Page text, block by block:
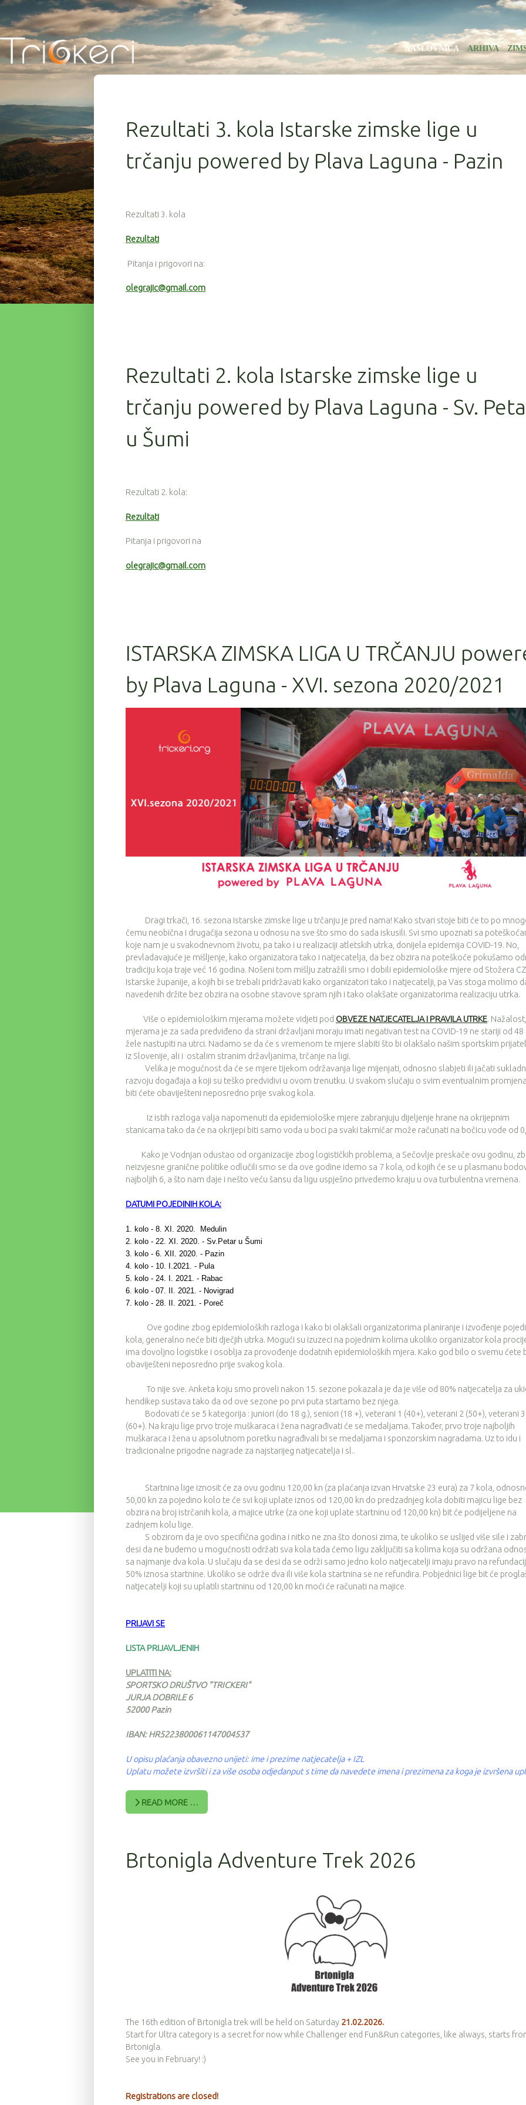
NASLOVNICA ARHIVA
Rezultati 3. kola Istarske zimske lige u
trčanju powered by Plava Laguna - Pazin
Rezultati 3. kola
Rezultati
Pitanja i prigovori na:
olegrajic@gmail.com
Rezultati 2. kola Istarske zimske lige u
trčanju powered by Plava Laguna - Sv.
u Šumi
Rezultati 2. kola:
Rezultati
Pitanja i prigovori na
olegrajic@gmail.com
ISTARSKA ZIMSKA LIGA U TRČANJU
by Plava Laguna - XVI. sezona 2020/2021
Dragi trkači, 16. sezona Istarske zimske lige u trčanju je pred nama! Kako stvari stoje biti će to po
čemu neobična i drugačija sezona u odnosu na sve što smo do sada iskusili. Svi smo upoznati sa
koje nam je u svakodnevnom životu, pa tako i u realizaciji atletskih utrka, donijela epidemija COVID-19. No,
prevladavajuće je mišljenje, kako organizatora tako i natjecatelja, da bez obzira na poteškoće pokušamo
tradiciju koja traje već 16 godina. Nošeni tom mišlju zatražili smo i dobili epidemiološke mjere od Stožera CZ
Istarske županije, a kojih bi se trebali pridržavati kako organizatori tako i natjecatelji, pa Vas stoga molimo
navedenih držite bez obzira na osobne stavove spram njih i tako olakšate organizatorima realizaciju utrka.
Više o epidemiološkim mjerama možete vidjeti pod OBVEZE NATJECATELJA I PRAVILA UTRKE. Nažalost,
mjerama je za sada predviđeno da strani državljani moraju imati negativan test na COVID-19 ne stariji od 48
žele nastupiti na utrci. Nadamo se da će s vremenom te mjere slabiti što bi olakšalo našim sportskim
iz Slovenije, ali i ostalim stranim državljanima, trčanje na ligi.
Velika je mogućnost da će se mjere tijekom održavanja lige mijenjati, odnosno slabjeti ili jačati
razvoju događaja a koji su teško predvidivi u ovom trenutku. U svakom slučaju o svim eventualnim
biti ćete obaviješteni neposredno prije svakog kola.
Iz istih razloga valja napomenuti da epidemiološke mjere zabranjuju dijeljenje hrane na okrijepnim
stanicama tako da će na okrijepi biti samo voda u boci pa svaki takmičar može računati na bočicu vode od
Kako je Vodnjan odustao od organizacije zbog logističkih problema, a Sečovlje preskače ovu godinu,
neizvjesne granične politike odlučili smo se da ove godine idemo sa 7 kola, od kojih će se u plasmanu
najboljih 6, a što nam daje i nešto veću šansu da ligu uspješno privedemo kraju u ova turbulentna vremena.
DATUMI POJEDINIH KOLA:
1. kolo - 8. XI. 2020. Medulin
2. kolo - 22. XI. 2020. - Sv.Petar u Šumi
3. kolo - 6. XII. 2020. - Pazin
4. kolo - 10. I.2021. - Pula
5. kolo - 24. I. 2021. - Rabac
6. kolo - 07. II. 2021. - Novigrad
7. kolo - 28. II. 2021. - Poreč
Ove godine zbog epidemioloških razloga i kako bi olakšali organizatorima planiranje i izvođenje
kola, generalno neće biti dječjih utrka. Mogući su izuzeci na pojednim kolima ukoliko organizator kola
ima dovoljno logistike i osoblja za provođenje dodatnih epidemioloških mjera. Kako god bilo o svemu ćete
obaviješteni neposredno prije svakog kola.
To nije sve. Anketa koju smo proveli nakon 15. sezone pokazala je da je više od 80% natjecatelja za
hendikep sustava tako da od ove sezone po prvi puta startamo bez njega.
Bodovati će se 5 kategorija : juniori (do 18 g.), seniori (18 +), veterani 1 (40+), veterani 2 (50+), veterani 3
(60+). Na kraju lige prvo troje muškaraca i žena nagrađivati će se medaljama. Također, prvo troje najboljih
muškaraca i žena u apsolutnom poretku nagrađivali bi se medaljama i sponzorskim nagradama. Uz to idu i
tradicionalne prigodne nagrade za najstarijeg natjecatelja i sl..
Startnina lige iznosit će za ovu godinu 120,00 kn (za plaćanja izvan Hrvatske 23 eura) za 7 kola,
50,00 kn za pojedino kolo te će svi koji uplate iznos od 120,00 kn do predzadnjeg kola dobiti majicu lige bez
obzira na broj istrčanih kola, a majice utrke (za one koji uplate startninu od 120,00 kn) bit će podijeljene na
zadnjem kolu lige.
S obzirom da je ovo specifična godina i nitko ne zna što donosi zima, te ukoliko se uslijed više sile i
desi da ne budemo u mogućnosti održati sva kola tada ćemo ligu zaključiti sa kolima koja su održana
sa najmanje dva kola. U slučaju da se desi da se održi samo jedno kolo natjecatelji imaju pravo na
50% iznosa startnine. Ukoliko se održe dva ili više kola startnina se ne refundira. Pobjednici lige bit će
natjecatelji koji su uplatili startninu od 120,00 kn moći će računati na majice.
PRIJAVI SE
LISTA PRIJAVLJENIH
UPLATITI NA:
SPORTSKO DRUŠTVO "TRICKERI"
JURJA DOBRILE 6
52000 Pazin
IBAN: HR5223800061147004537
U opisu plaćanja obavezno unijeti: ime i prezime natjecatelja + IZL
Uplatu možete izvršiti i za više osoba odjedanput s time da navedete imena i prezimena za koga je izvršena
READ MORE …
Brtonigla Adventure Trek 2026
The 16th edition of Brtonigla trek will be held on Saturday 21.02.2026.
Start for Ultra category is a secret for now while Challenger end Fun&Run categories, like always, starts
Brtonigla.
See you in February! :)
Registrations are closed!